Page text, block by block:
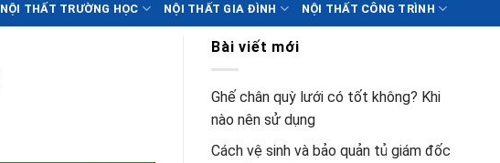
NỘI THẤT TRƯỜNG HỌC NỘI THẤT GIA ĐÌNH NỘI THẤT CÔNG TRÌNH
Bài viết mới
Ghế chân quỳ lưới có tốt không? Khi
nào nên sử dụng
Cách vệ sinh và bảo quản tủ giám đốc